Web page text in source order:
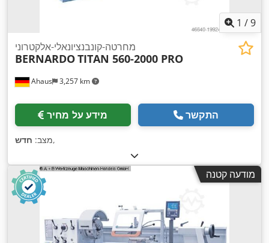
1 /9
Ahaus 3,257 km
מחרטה-קונבנציונאלי-אלקטרוני
BERNARDOTITAN 560-2000 PRO
מידע על מחיר התקשר
מצב: חדש ,
מודעה קטנה